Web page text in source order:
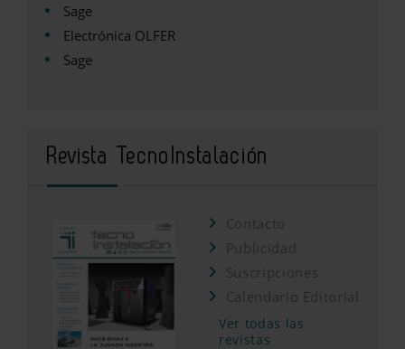
Sage
Electrónica OLFER
Sage
Revista TecnoInstalación
Contacto
Publicidad
Suscripciones
Calendario Editorial
Ver todas las
revistas